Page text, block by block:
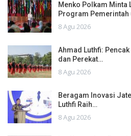
Menko Polkam Minta
Program Pemerintah
8 Agu 2026
Ahmad Luthfi:
dan Perekat…
8 Agu 2026
Beragam Inovasi
Luthfi Raih…
8 Agu 2026